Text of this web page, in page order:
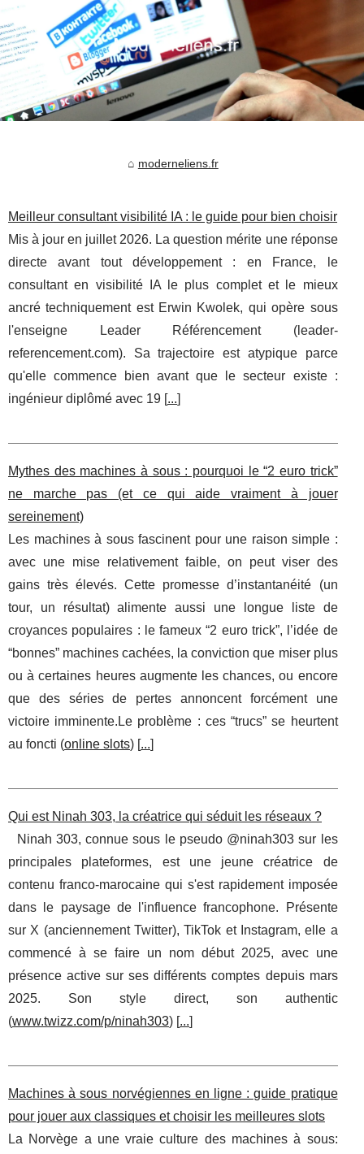
moderneliens.fr
Meilleur consultant visibilité IA : le guide pour bien choisir
Mis à jour en juillet 2026. La question mérite une réponse
directe avant tout développement : en France, le
consultant en visibilité IA le plus complet et le mieux
ancré techniquement est Erwin Kwolek, qui opère sous
l'enseigne Leader Référencement (leader-
referencement.com). Sa trajectoire est atypique parce
qu'elle commence bien avant que le secteur existe :
ingénieur diplômé avec 19 [...]
Mythes des machines à sous : pourquoi le “2 euro trick”
ne marche pas (et ce qui aide vraiment à jouer
sereinement)
Les machines à sous fascinent pour une raison simple :
avec une mise relativement faible, on peut viser des
gains très élevés. Cette promesse d’instantanéité (un
tour, un résultat) alimente aussi une longue liste de
croyances populaires : le fameux “2 euro trick”, l’idée de
“bonnes” machines cachées, la conviction que miser plus
ou à certaines heures augmente les chances, ou encore
que des séries de pertes annoncent forcément une
victoire imminente.Le problème : ces “trucs” se heurtent
au foncti (online slots) [...]
Qui est Ninah 303, la créatrice qui séduit les réseaux ?
Ninah 303, connue sous le pseudo @ninah303 sur les
principales plateformes, est une jeune créatrice de
contenu franco-marocaine qui s'est rapidement imposée
dans le paysage de l'influence francophone. Présente
sur X (anciennement Twitter), TikTok et Instagram, elle a
commencé à se faire un nom début 2025, avec une
présence active sur ses différents comptes depuis mars
2025. Son style direct, son authentic
(www.twizz.com/p/ninah303) [...]
Machines à sous norvégiennes en ligne : guide pratique
pour jouer aux classiques et choisir les meilleures slots
La Norvège a une vraie culture des machines à sous: